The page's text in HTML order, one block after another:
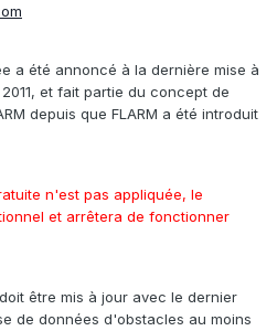
a été annoncé à la dernière mise à
et fait partie du concept de
depuis que FLARM a été introduit
n'est pas appliquée, le
et arrêtera de fonctionner
être mis à jour avec le dernier
de données d'obstacles au moins